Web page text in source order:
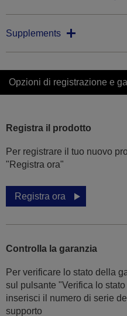
Supplements
Opzioni di registrazione e
Registra il prodotto
Per registrare il tuo nuovo
"Registra ora"
Registra ora
Controlla la garanzia
Per verificare lo stato della
sul pulsante "Verifica lo
inserisci il numero di serie
supporto